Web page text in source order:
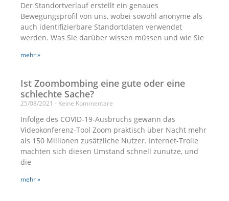
Der Standortverlauf erstellt ein genaues
Bewegungsprofil von uns, wobei sowohl anonyme als
auch identifizierbare Standortdaten verwendet
werden. Was Sie darüber wissen müssen und wie Sie
mehr »
Ist Zoombombing eine gute oder eine
schlechte Sache?
25/08/2021 Keine Kommentare
Infolge des COVID-19-Ausbruchs gewann das
Videokonferenz-Tool Zoom praktisch über Nacht mehr
als 150 Millionen zusätzliche Nutzer. Internet-Trolle
machten sich diesen Umstand schnell zunutze, und
die
mehr »